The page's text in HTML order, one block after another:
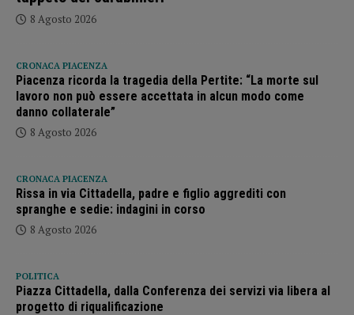
8 Agosto 2026
CRONACA PIACENZA
Piacenza ricorda la tragedia della Pertite: “La morte sul
lavoro non può essere accettata in alcun modo come
danno collaterale”
8 Agosto 2026
CRONACA PIACENZA
Rissa in via Cittadella, padre e figlio aggrediti con
spranghe e sedie: indagini in corso
8 Agosto 2026
POLITICA
Piazza Cittadella, dalla Conferenza dei servizi via libera al
progetto di riqualificazione